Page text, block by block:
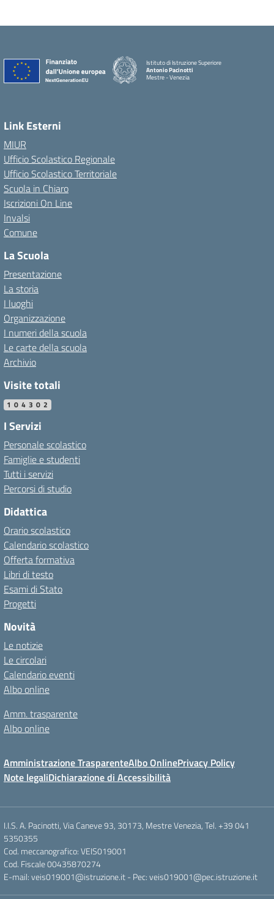
Istituto di Istruzione Superiore
Antonio Pacinotti
Mestre - Venezia
Link Esterni
MIUR
Ufficio Scolastico Regionale
Ufficio Scolastico Territoriale
Scuola in Chiaro
Iscrizioni On Line
Invalsi
Comune
La Scuola
Presentazione
La storia
I luoghi
Organizzazione
I numeri della scuola
Le carte della scuola
Archivio
Visite totali
104302
I Servizi
Personale scolastico
Famiglie e studenti
Tutti i servizi
Percorsi di studio
Didattica
Orario scolastico
Calendario scolastico
Offerta formativa
Libri di testo
Esami di Stato
Progetti
Novità
Le notizie
Le circolari
Calendario eventi
Albo online
Amm. trasparente
Albo online
Amministrazione TrasparenteAlbo OnlinePrivacy Policy
Note legaliDichiarazione di Accessibilità
I.I.S. A. Pacinotti, Via Caneve 93, 30173, Mestre Venezia, Tel. +39 041
5350355
Cod. meccanografico: VEIS019001
Cod. Fiscale 00435870274
E-mail: veis019001@istruzione.it - Pec: veis019001@pec.istruzione.it